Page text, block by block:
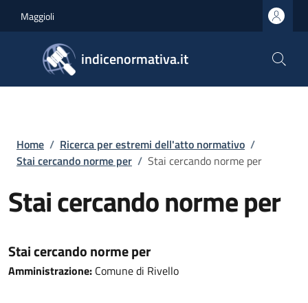
Maggioli
indicenormativa.it
Briciole di pane
Home / Ricerca per estremi dell'atto normativo /
Stai cercando norme per / Stai cercando norme per
Stai cercando norme per
Stai cercando norme per
Amministrazione: Comune di Rivello